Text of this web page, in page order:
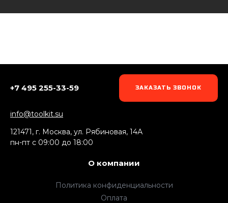
+7 495 255-33-59 ЗАКАЗАТЬ ЗВОНОК
info@toolkit.su
121471, г. Москва, ул. Рябиновая, 14А
пн-пт c 09:00 до 18:00
О компании
Политика конфиденциальности
Оплата